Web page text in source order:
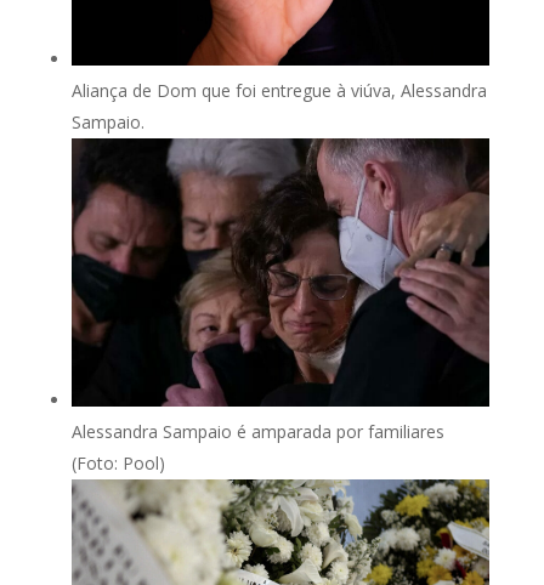
Aliança de Dom que foi entregue à viúva, Alessandra
Sampaio.
Alessandra Sampaio é amparada por familiares
(Foto: Pool)